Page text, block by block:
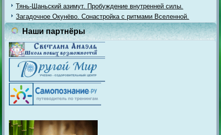
Тянь-Шаньский азимут. Пробуждение внутренней силы.
Загадочное Окунёво. Сонастройка с ритмами Вселенной.
Наши партнёры